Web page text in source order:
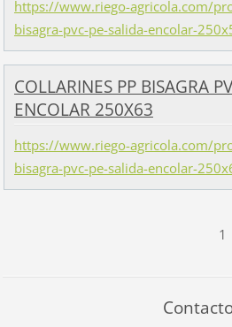
https://www.riego-agricola.com/
bisagra-pvc-pe-salida-encolar-
COLLARINES PP BISAGRA
ENCOLAR 250X63
https://www.riego-agricola.com/
bisagra-pvc-pe-salida-encolar-
1